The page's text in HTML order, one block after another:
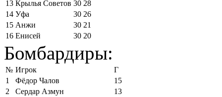
13 Крылья Советов 30 28
14 Уфа 30 26
15 Анжи 30 21
16 Енисей 30 20
Бомбардиры:
№ Игрок
Г
1
Фёдор Чалов
15
2
Сердар Азмун
13